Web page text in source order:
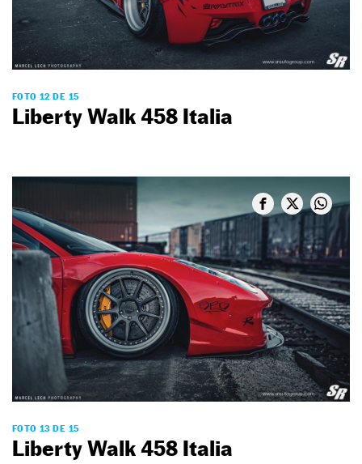
FOTO 12 DE 15
Liberty Walk 458 Italia
FOTO 13 DE 15
Liberty Walk 458 Italia